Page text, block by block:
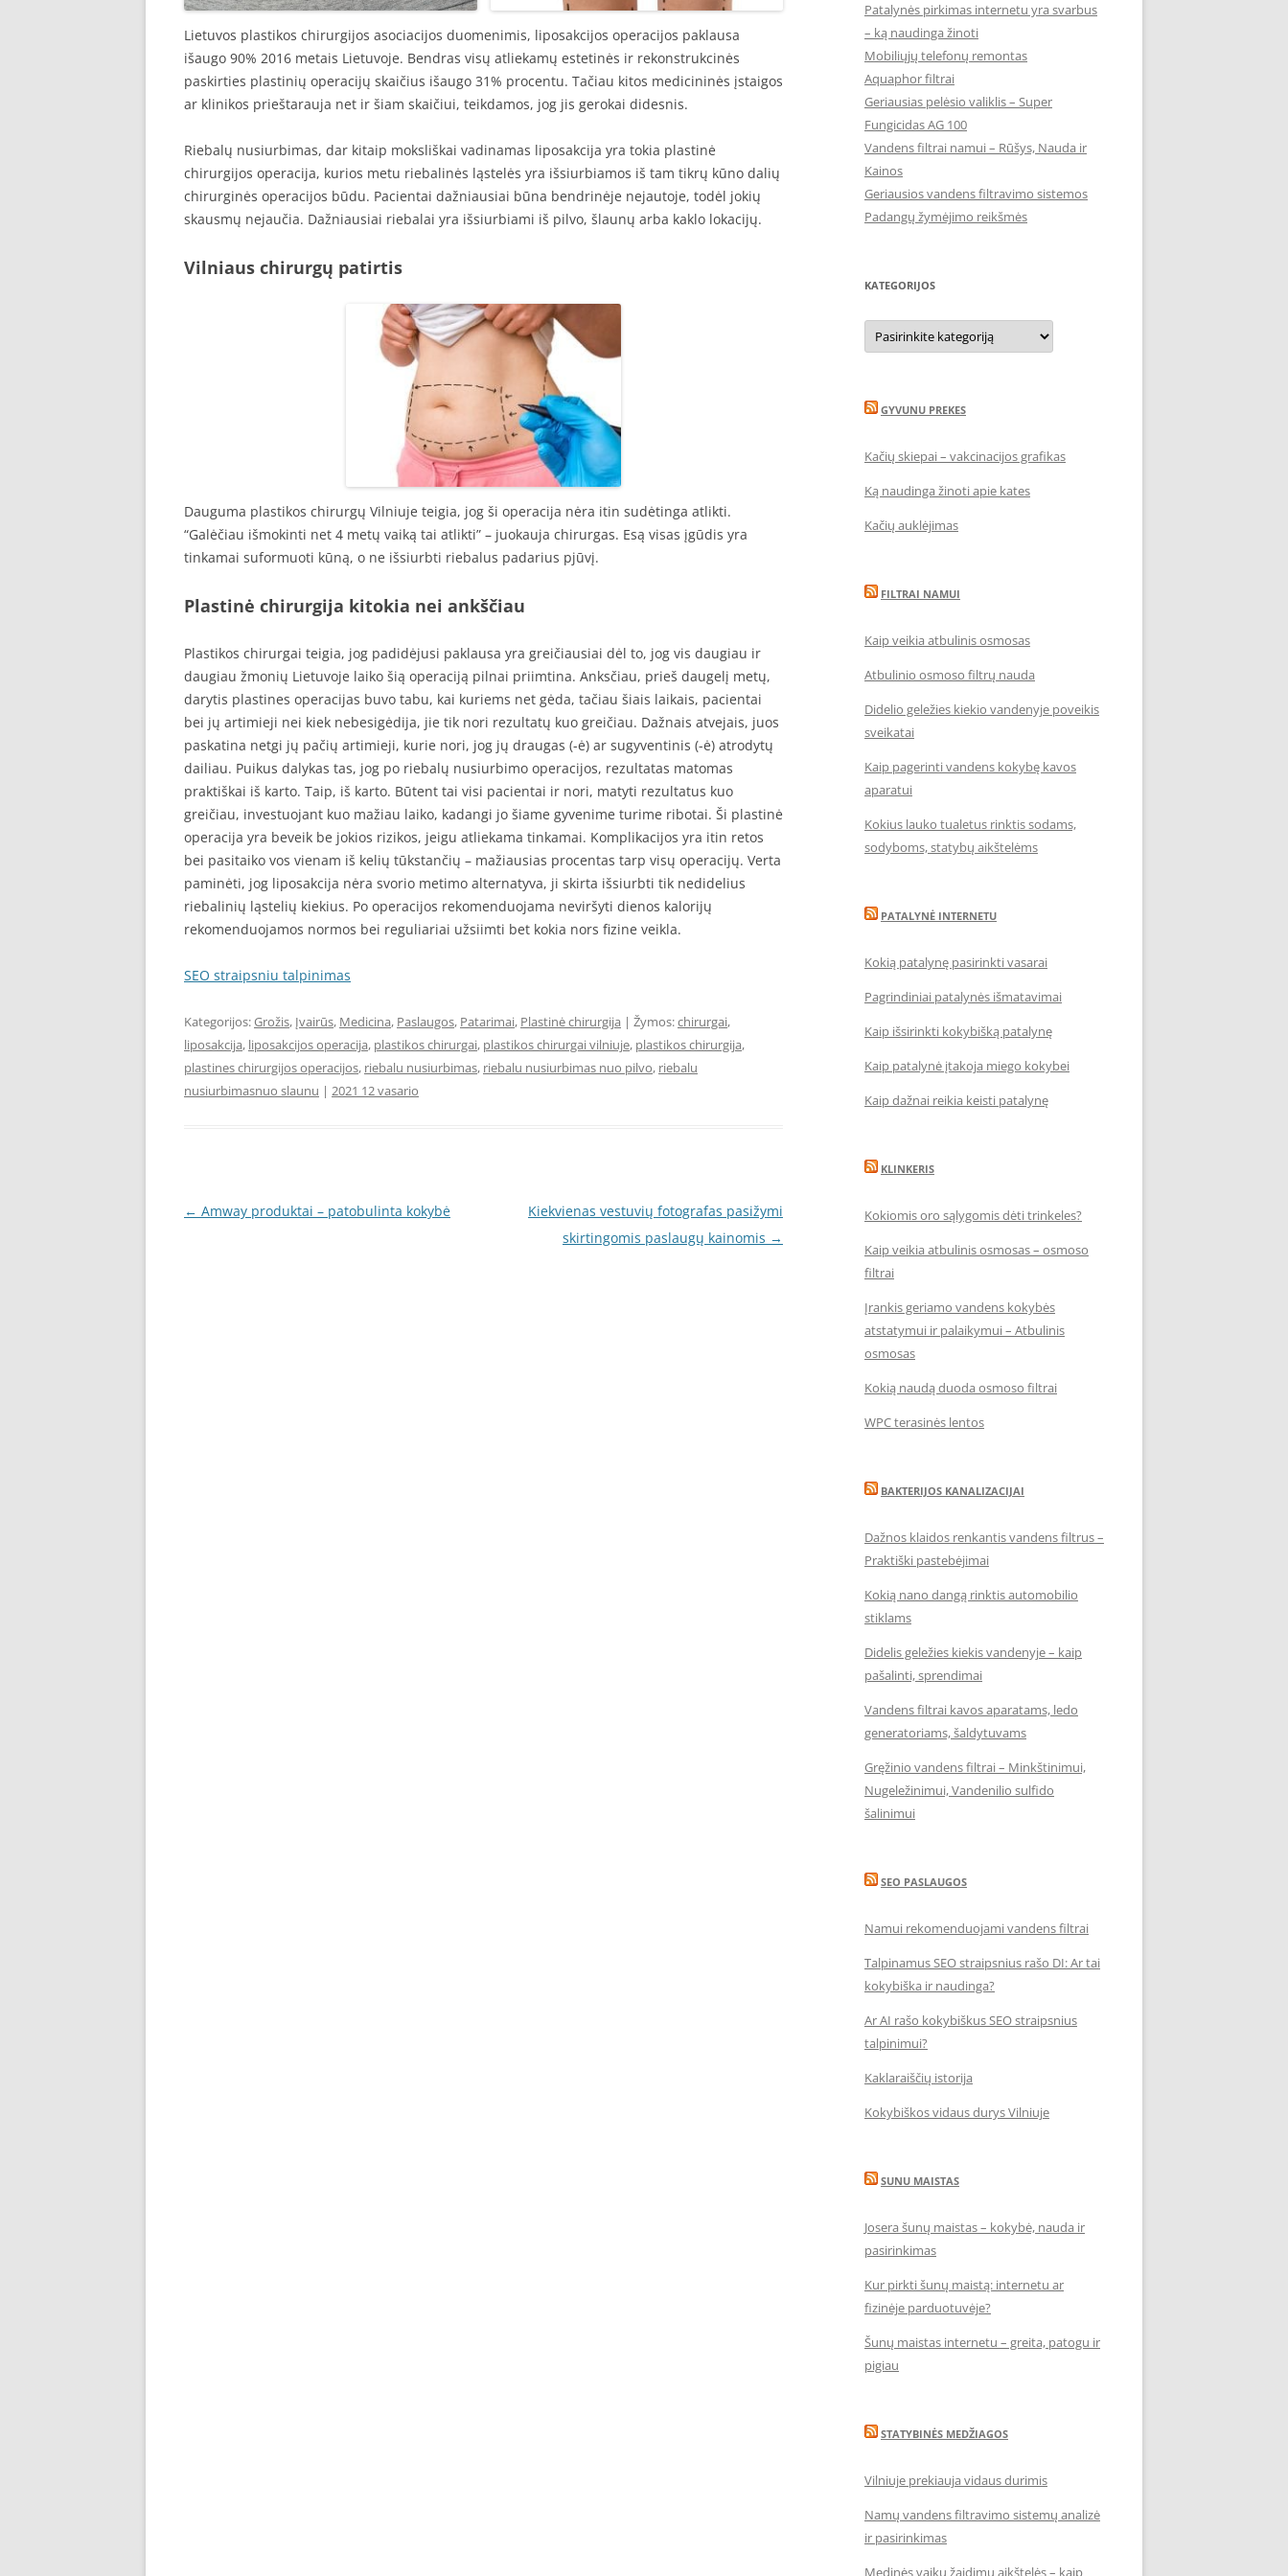
Lietuvos plastikos chirurgijos asociacijos duomenimis, liposakcijos operacijos paklausa
išaugo 90% 2016 metais Lietuvoje. Bendras visų atliekamų estetinės ir rekonstrukcinės
paskirties plastinių operacijų skaičius išaugo 31% procentu. Tačiau kitos medicininės įstaigos
ar klinikos prieštarauja net ir šiam skaičiui, teikdamos, jog jis gerokai didesnis.
Riebalų nusiurbimas, dar kitaip moksliškai vadinamas liposakcija yra tokia plastinė
chirurgijos operacija, kurios metu riebalinės ląstelės yra išsiurbiamos iš tam tikrų kūno dalių
chirurginės operacijos būdu. Pacientai dažniausiai būna bendrinėje nejautoje, todėl jokių
skausmų nejaučia. Dažniausiai riebalai yra išsiurbiami iš pilvo, šlaunų arba kaklo lokacijų.
Vilniaus chirurgų patirtis
Dauguma plastikos chirurgų Vilniuje teigia, jog ši operacija nėra itin sudėtinga atlikti.
“Galėčiau išmokinti net 4 metų vaiką tai atlikti” – juokauja chirurgas. Esą visas įgūdis yra
tinkamai suformuoti kūną, o ne išsiurbti riebalus padarius pjūvį.
Plastinė chirurgija kitokia nei ankščiau
Plastikos chirurgai teigia, jog padidėjusi paklausa yra greičiausiai dėl to, jog vis daugiau ir
daugiau žmonių Lietuvoje laiko šią operaciją pilnai priimtina. Anksčiau, prieš daugelį metų,
darytis plastines operacijas buvo tabu, kai kuriems net gėda, tačiau šiais laikais, pacientai
bei jų artimieji nei kiek nebesigėdija, jie tik nori rezultatų kuo greičiau. Dažnais atvejais, juos
paskatina netgi jų pačių artimieji, kurie nori, jog jų draugas (-ė) ar sugyventinis (-ė) atrodytų
dailiau. Puikus dalykas tas, jog po riebalų nusiurbimo operacijos, rezultatas matomas
praktiškai iš karto. Taip, iš karto. Būtent tai visi pacientai ir nori, matyti rezultatus kuo
greičiau, investuojant kuo mažiau laiko, kadangi jo šiame gyvenime turime ribotai. Ši plastinė
operacija yra beveik be jokios rizikos, jeigu atliekama tinkamai. Komplikacijos yra itin retos
bei pasitaiko vos vienam iš kelių tūkstančių – mažiausias procentas tarp visų operacijų. Verta
paminėti, jog liposakcija nėra svorio metimo alternatyva, ji skirta išsiurbti tik nedidelius
riebalinių ląstelių kiekius. Po operacijos rekomenduojama neviršyti dienos kalorijų
rekomenduojamos normos bei reguliariai užsiimti bet kokia nors fizine veikla.
SEO straipsniu talpinimas
Kategorijos:Grožis, Įvairūs, Medicina, Paslaugos, Patarimai, Plastinė chirurgija | Žymos:chirurgai,
liposakcija, liposakcijos operacija, plastikos chirurgai, plastikos chirurgai vilniuje, plastikos chirurgija,
plastines chirurgijos operacijos, riebalu nusiurbimas, riebalu nusiurbimas nuo pilvo, riebalu
nusiurbimasnuo slaunu | 2021 12 vasario
Įrašo
← Amway produktai – patobulinta kokybė
Kiekvienas vestuvių fotografas pasižymi
skirtingomis paslaugų kainomis →
Patalynės pirkimas internetu yra svarbus
– ką naudinga žinoti
Mobiliųjų telefonų remontas
Aquaphor filtrai
Geriausias pelėsio valiklis – Super
Fungicidas AG 100
Vandens filtrai namui – Rūšys, Nauda ir
Kainos
Geriausios vandens filtravimo sistemos
Padangų žymėjimo reikšmės
KATEGORIJOS
Kategorijos
GYVUNU PREKES
Kačių skiepai – vakcinacijos grafikas
Ką naudinga žinoti apie kates
Kačių auklėjimas
FILTRAI NAMUI
Kaip veikia atbulinis osmosas
Atbulinio osmoso filtrų nauda
Didelio geležies kiekio vandenyje poveikis
sveikatai
Kaip pagerinti vandens kokybę kavos
aparatui
Kokius lauko tualetus rinktis sodams,
sodyboms, statybų aikštelėms
PATALYNĖ INTERNETU
Kokią patalynę pasirinkti vasarai
Pagrindiniai patalynės išmatavimai
Kaip išsirinkti kokybišką patalynę
Kaip patalynė įtakoja miego kokybei
Kaip dažnai reikia keisti patalynę
KLINKERIS
Kokiomis oro sąlygomis dėti trinkeles?
Kaip veikia atbulinis osmosas – osmoso
filtrai
Įrankis geriamo vandens kokybės
atstatymui ir palaikymui – Atbulinis
osmosas
Kokią naudą duoda osmoso filtrai
WPC terasinės lentos
BAKTERIJOS KANALIZACIJAI
Dažnos klaidos renkantis vandens filtrus –
Praktiški pastebėjimai
Kokią nano dangą rinktis automobilio
stiklams
Didelis geležies kiekis vandenyje – kaip
pašalinti, sprendimai
Vandens filtrai kavos aparatams, ledo
generatoriams, šaldytuvams
Gręžinio vandens filtrai – Minkštinimui,
Nugeležinimui, Vandenilio sulfido
šalinimui
SEO PASLAUGOS
Namui rekomenduojami vandens filtrai
Talpinamus SEO straipsnius rašo DI: Ar tai
kokybiška ir naudinga?
Ar AI rašo kokybiškus SEO straipsnius
talpinimui?
Kaklaraiščių istorija
Kokybiškos vidaus durys Vilniuje
SUNU MAISTAS
Josera šunų maistas – kokybė, nauda ir
pasirinkimas
Kur pirkti šunų maistą: internetu ar
fizinėje parduotuvėje?
Šunų maistas internetu – greita, patogu ir
pigiau
STATYBINĖS MEDŽIAGOS
Vilniuje prekiauja vidaus durimis
Namų vandens filtravimo sistemų analizė
ir pasirinkimas
Medinės vaikų žaidimų aikštelės – kaip